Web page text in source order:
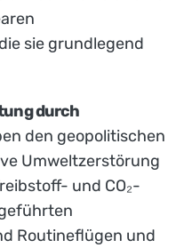
sie grundlegend
durch
den geopolitischen
Umweltzerstörung
und CO₂-
Routineflügen und